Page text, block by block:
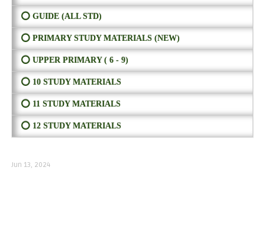
⭕ GUIDE (ALL STD)
⭕ PRIMARY STUDY MATERIALS (NEW)
⭕ UPPER PRIMARY ( 6 - 9)
⭕ 10 STUDY MATERIALS
⭕ 11 STUDY MATERIALS
⭕ 12 STUDY MATERIALS
Jun 13, 2024